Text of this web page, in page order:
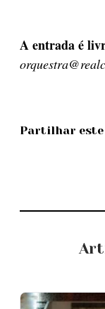
A entrada é
Partilhar